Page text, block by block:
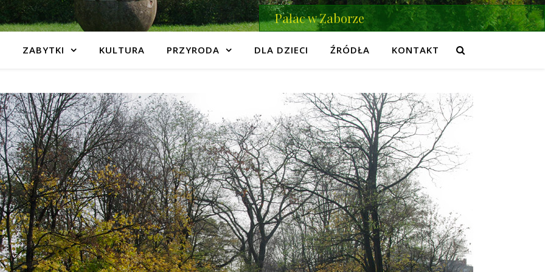
Pałac w Zaborze
ZABYTKI KULTURA PRZYRODA DLA DZIECI ŹRÓDŁA KONTAKT